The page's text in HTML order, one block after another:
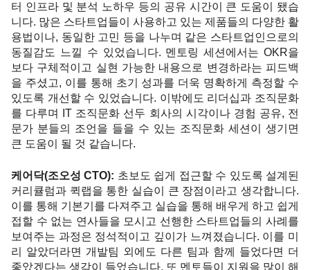
터 인프라 및 분석 노하우 등의 공유 시간이 큰 도움이 됐습
니다. 많은 스타트업들이 사용하고 있는 제품들의 다양한 활
용법이나, 동일한 고민 등을 나누며 같은 스타트업인으로의
동질감도 느낄 수 있었습니다. 멘토링 세션에서는 OKR을
보다 구체적이고 실현 가능한 내용으로 변경하라는 피드백
을 주셨고, 이를 통해 초기 성과를 더욱 명확하게 측정할 수
있도록 개선할 수 있었습니다. 이밖에도 리더십과 조직문화
를 다루며 IT 조직문화 선두 회사의 시각이나 경험 공유, 전
문가 분들의 조언을 들을 수 있는 조직문화 세션이 생기면
큰 도움이 될 것 같습니다.
케어닥(조오성 CTO): 초보도 쉽게 접근할 수 있도록 설계된
커리큘럼과 퀵랩을 통한 실습이 큰 장점이라고 생각합니다.
이를 통해 기본기를 다져주고 실습을 통해 배우게 하고 쉽게
접할 수 없는 연사들을 모시고 선행한 스타트업들의 사례를
보여주는 과정은 정석적이고 깊이가 느껴졌습니다. 이를 미
리 알았더라면 개발팀 외에도 다른 팀과 함께 들었다면 더
좋았겠다는 생각이 들었습니다. 또 멘토들이 지원을 많이 해